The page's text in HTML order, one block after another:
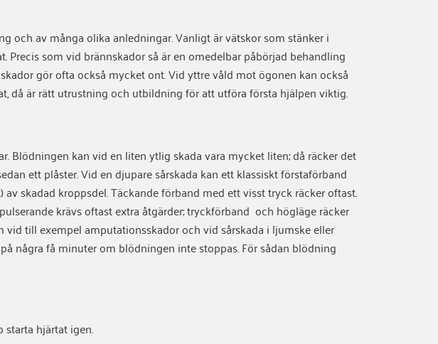
och av många olika anledningar. Vanligt är vätskor som stänker i
som vid brännskador så är en omedelbar påbörjad behandling
gör ofta också mycket ont. Vid yttre våld mot ögonen kan också
då är rätt utrustning och utbildning för att utföra första hjälpen viktig.
Blödningen kan vid en liten ytlig skada vara mycket liten; då räcker det
ett plåster. Vid en djupare sårskada kan ett klassiskt förstaförband
skadad kroppsdel. Täckande förband med ett visst tryck räcker oftast.
krävs oftast extra åtgärder; tryckförband och högläge räcker
till exempel amputationsskador och vid sårskada i ljumske eller
några få minuter om blödningen inte stoppas. För sådan blödning
hjärtat igen.